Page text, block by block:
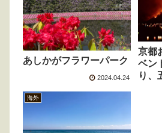
あしかがフラワーパーク
2024.04.24
京都
ベン
り、
海外